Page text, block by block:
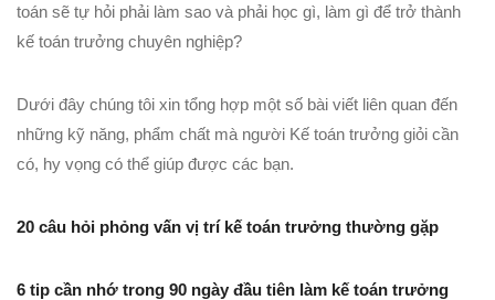
toán sẽ tự hỏi phải làm sao và phải học gì, làm gì để trở thành
kế toán trưởng chuyên nghiệp?
Dưới đây chúng tôi xin tổng hợp một số bài viết liên quan đến
những kỹ năng, phẩm chất mà người Kế toán trưởng giỏi cần
có, hy vọng có thể giúp được các bạn.
20 câu hỏi phỏng vấn vị trí kế toán trưởng thường gặp
6 tip cần nhớ trong 90 ngày đầu tiên làm kế toán trưởng